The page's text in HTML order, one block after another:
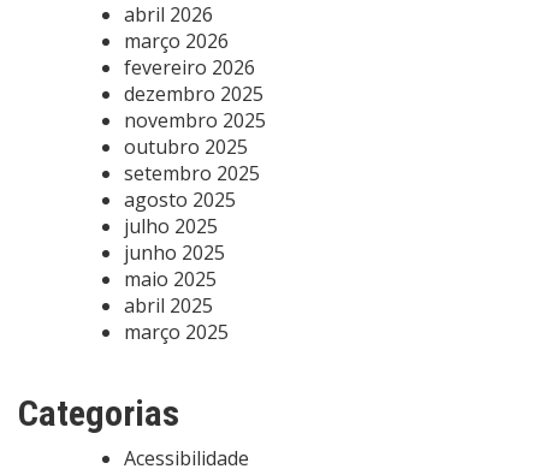
abril 2026
março 2026
fevereiro 2026
dezembro 2025
novembro 2025
outubro 2025
setembro 2025
agosto 2025
julho 2025
junho 2025
maio 2025
abril 2025
março 2025
Categorias
Acessibilidade